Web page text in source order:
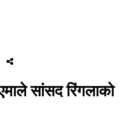
सांसद रिंगलाको